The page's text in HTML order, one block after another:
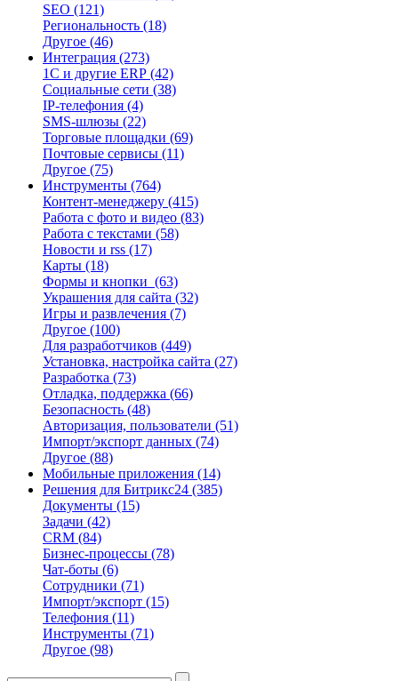
SEO (121)
Региональность (18)
Другое (46)
Интеграция (273)
1С и другие ERP (42)
Социальные сети (38)
IP-телефония (4)
SMS-шлюзы (22)
Торговые площадки (69)
Почтовые сервисы (11)
Другое (75)
Инструменты (764)
Контент-менеджеру (415)
Работа с фото и видео (83)
Работа с текстами (58)
Новости и rss (17)
Карты (18)
Формы и кнопки (63)
Украшения для сайта (32)
Игры и развлечения (7)
Другое (100)
Для разработчиков (449)
Установка, настройка сайта (27)
Разработка (73)
Отладка, поддержка (66)
Безопасность (48)
Авторизация, пользователи (51)
Импорт/экспорт данных (74)
Другое (88)
Мобильные приложения (14)
Решения для Битрикс24 (385)
Документы (15)
Задачи (42)
CRM (84)
Бизнес-процессы (78)
Чат-боты (6)
Сотрудники (71)
Импорт/экспорт (15)
Телефония (11)
Инструменты (71)
Другое (98)